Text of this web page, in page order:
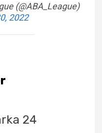
(@ABA_League)
2022
24